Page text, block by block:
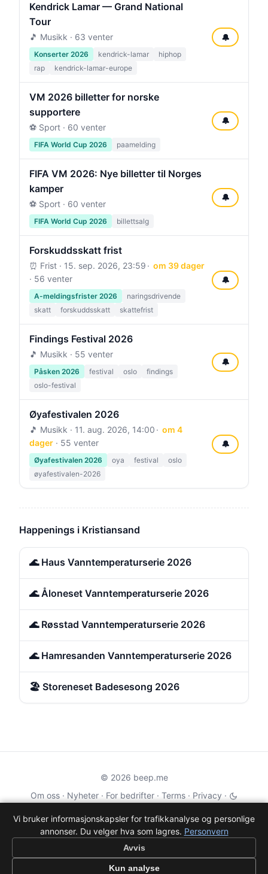
Kendrick Lamar — Grand National
Tour
🎵 Musikk · 63 venter
Konserter 2026 kendrick-lamar
hiphop
rap
kendrick-lamar-europe
🔔
VM 2026 billetter for norske
supportere
⚽ Sport · 60 venter
FIFA World Cup 2026 paamelding
🔔
FIFA VM 2026: Nye billetter til Norges
kamper
⚽ Sport · 60 venter
FIFA World Cup 2026 billettsalg
🔔
Forskuddsskatt frist
⏰ Frist · 15. sep. 2026, 23:59
om 39 dager
· 56 venter
A-meldingsfrister 2026
naringsdrivende
skatt
forskuddsskatt skattefrist
🔔
Findings Festival 2026
🎵 Musikk · 55 venter
Påsken 2026 festival oslo
findings
oslo-festival
🔔
Øyafestivalen 2026
🎵 Musikk · 11. aug. 2026, 14:00
om 4
dager · 55 venter
Øyafestivalen 2026 oya festival
oslo
øyafestivalen-2026
🔔
Happenings i Kristiansand
🌊 Haus Vanntemperaturserie 2026
🌊 Åloneset Vanntemperaturserie 2026
🌊 Røsstad Vanntemperaturserie 2026
🌊 Hamresanden Vanntemperaturserie 2026
🏖️ Storeneset Badesesong 2026
© 2026 beep.me
Om oss · Nyheter · For bedrifter · Terms · Privacy ·
·Wikidata·OMDb
Data from TMDB, Wikidata & OMDb. Not endorsed or certified by these
services.
Part of EPAK Vibes·Contact
Vi bruker informasjonskapsler for trafikkanalyse og personlige
annonser. Du velger hva som lagres. Personvern
Avvis
Kun analyse